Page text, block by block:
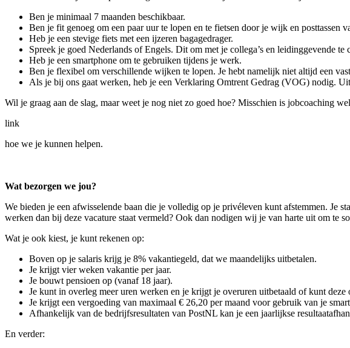
Ben je minimaal 7 maanden beschikbaar.
Ben je fit genoeg om een paar uur te lopen en te fietsen door je wijk en posttassen
Heb je een stevige fiets met een ijzeren bagagedrager.
Spreek je goed Nederlands of Engels. Dit om met je collega’s en leidinggevende te
Heb je een smartphone om te gebruiken tijdens je werk.
Ben je flexibel om verschillende wijken te lopen. Je hebt namelijk niet altijd een
Als je bij ons gaat werken, heb je een Verklaring Omtrent Gedrag (VOG) nodig.
Wil je graag aan de slag, maar weet je nog niet zo goed hoe? Misschien is jobcoaching
link
hoe we je kunnen helpen.
Wat bezorgen we jou?
We bieden je een afwisselende baan die je volledig op je privéleven kunt afstemmen. Je
werken dan bij deze vacature staat vermeld? Ook dan nodigen wij je van harte uit om te
Wat je ook kiest, je kunt rekenen op:
Boven op je salaris krijg je 8% vakantiegeld, dat we maandelijks uitbetalen.
Je krijgt vier weken vakantie per jaar.
Je bouwt pensioen op (vanaf 18 jaar).
Je kunt in overleg meer uren werken en je krijgt je overuren uitbetaald of kunt deze
Je krijgt een vergoeding van maximaal € 26,20 per maand voor gebruik van je
Afhankelijk van de bedrijfsresultaten van PostNL kan je een jaarlijkse
En verder: